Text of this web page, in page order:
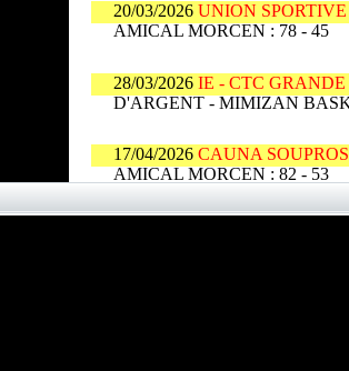
20/03/2026 UNION
AMICAL MORCEN : 78 - 45
28/03/2026 IE - CTC
D'ARGENT - MIMIZAN
17/04/2026 CAUNA
AMICAL MORCEN : 82 - 53